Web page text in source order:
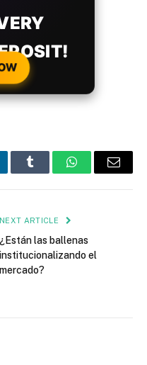
Tumblr WhatsAppEmail
NEXT ARTICLE
¿Están las ballenas
institucionalizando el
mercado?